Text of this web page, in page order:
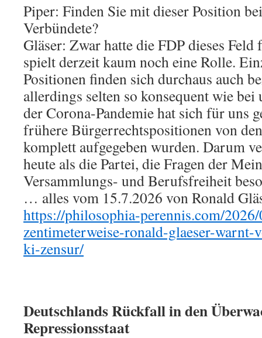
Piper: Finden Sie mit dieser Position
Verbündete?
Gläser: Zwar hatte die FDP dieses
spielt derzeit kaum noch eine Rolle.
Positionen finden sich durchaus auch
allerdings selten so konsequent wie bei
der Corona-Pandemie hat sich für uns
frühere Bürgerrechtspositionen von
komplett aufgegeben wurden. Darum
heute als die Partei, die Fragen der
Versammlungs- und Berufsfreiheit
… alles vom 15.7.2026 von Ronald
https://philosophia-perennis.com/
zentimeterweise-ronald-glaeser-
ki-zensur/
Deutschlands Rückfall in den
Repressionsstaat